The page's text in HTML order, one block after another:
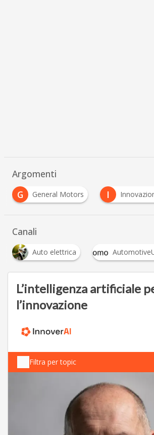
Argomenti
I
Innovazione sostenibile S
Canali
Auto elettrica
L’intelligenza artificiale
l’innovazione
Filtra per topic